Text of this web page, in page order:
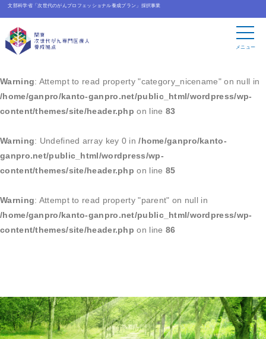
ganpro.net/public_html/wordpress/wp-
content/themes/site/header.php
Warning: Attempt to read property "category_nicename" on null in
/home/ganpro/kanto-ganpro.net/public_html/wordpress/wp-
content/themes/site/header.php on line 83
Warning: Undefined array key 0 in/home/ganpro/kanto-
ganpro.net/public_html/wordpress/wp-
content/themes/site/header.php on line 85
Warning: Attempt to read property "parent" on null in
/home/ganpro/kanto-ganpro.net/public_html/wordpress/wp-
content/themes/site/header.php on line 86
文部科学省「次世代のがんプロフェッショナル養成プラン」採択事業
メニュー